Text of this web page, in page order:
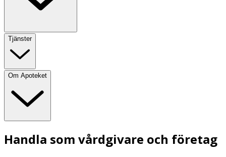
Tjänster
Om Apoteket
Handla som vårdgivare och företag